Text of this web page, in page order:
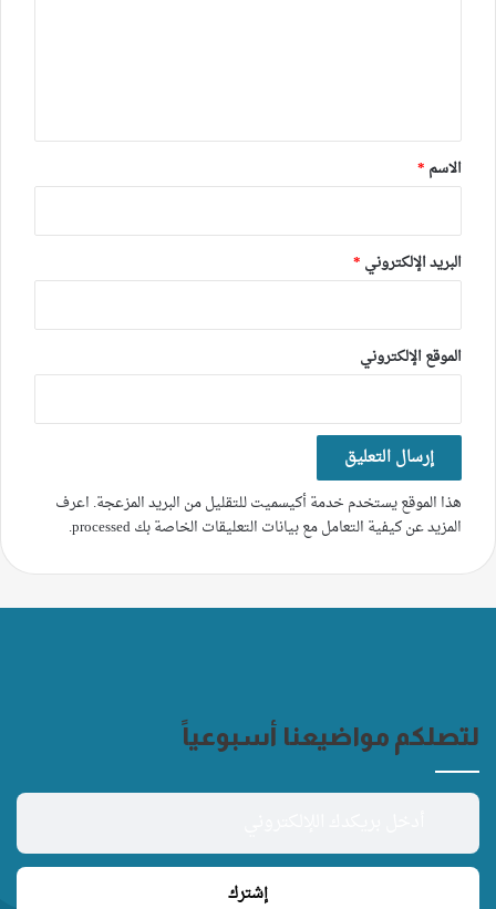
*
الاسم *
البريد الإلكتروني *
الموقع الإلكتروني
هذا الموقع يستخدم خدمة أكيسميت للتقليل من البريد المزعجة. اعرف
المزيد عن كيفية التعامل مع بيانات التعليقات الخاصة بك processed
.
لتصلكم مواضيعنا أسبوعياً